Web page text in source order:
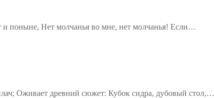
поныне, Нет молчанья во мне, нет молчанья! Если…
Оживает древний сюжет: Кубок сидра, дубовый стол,…